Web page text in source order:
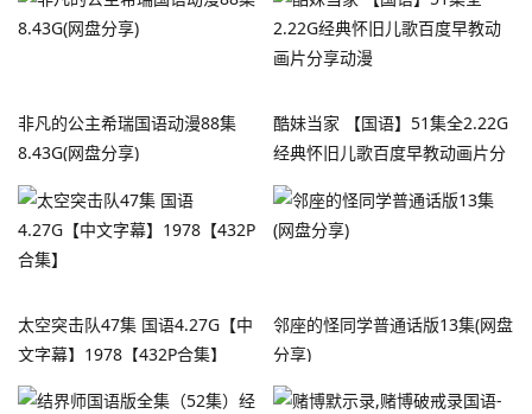
非凡的公主希瑞国语动漫88集
8.43G(网盘分享)
酷妹当家 【国语】51集全2.22G
经典怀旧儿歌百度早教动画片分
享动漫
太空突击队47集 国语4.27G【中
文字幕】1978【432P合集】
邻座的怪同学普通话版13集(网盘
分享)